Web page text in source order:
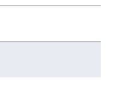
・情報コース
ース
コース
リングデザイン
御コース
コース
ース
コース
ース